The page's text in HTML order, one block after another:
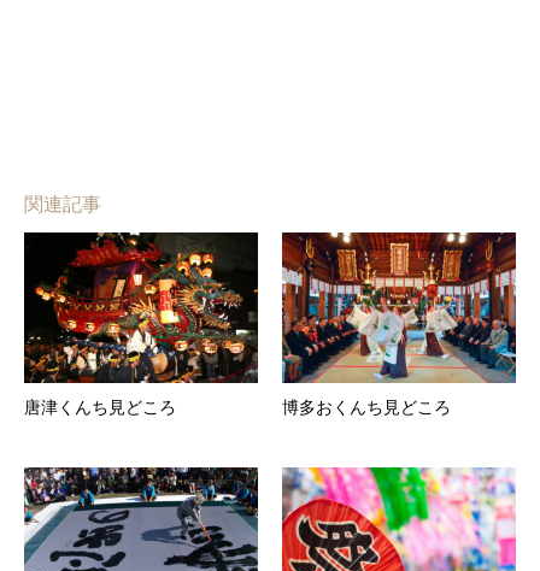
関連記事
唐津くんち見どころ 博多おくんち見どころ